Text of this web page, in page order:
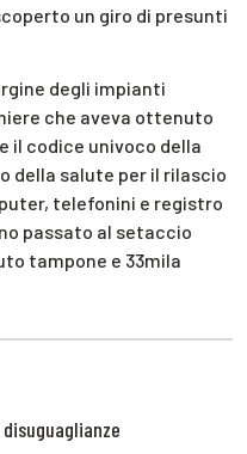
un giro di presunti
degli impianti
che aveva ottenuto
il codice univoco della
della salute per il rilascio
telefonini e registro
passato al setaccio
tampone e 33mila